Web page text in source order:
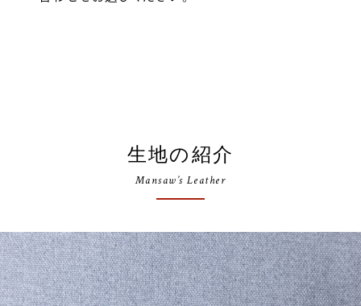
生地の紹介
Mansaw’s Leather